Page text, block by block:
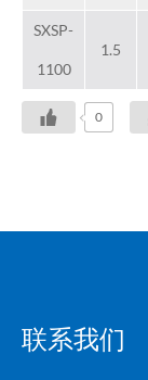
SXSP-
1100
1.5
0
联系我们